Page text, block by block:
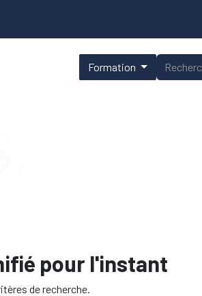
Formation
pour l'instant
de recherche.